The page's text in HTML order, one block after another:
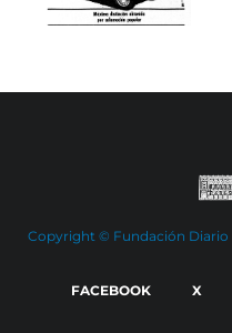
Copyright © Fundación Diario
FACEBOOK X